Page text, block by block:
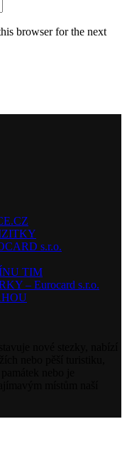
browser for the next
s.r.o.
TIM
– Eurocard s.r.o.